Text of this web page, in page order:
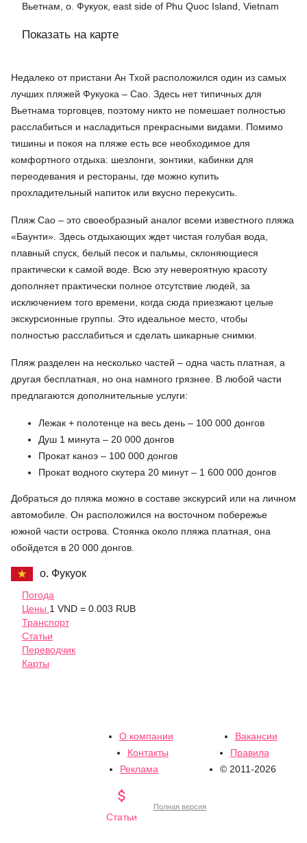
Вьетнам, о. Фукуок, east side of Phu Quoc Island, Vietnam
Показать на карте
Недалеко от пристани Ан Тхой расположился один из самых
лучших пляжей Фукуока – Сао. Здесь нет типичных для
Вьетнама торговцев, поэтому никто не помешает полностью
расслабиться и насладиться прекрасными видами. Помимо
тишины и покоя на пляже есть все необходимое для
комфортного отдыха: шезлонги, зонтики, кабинки для
переодевания и рестораны, где можно купить
прохладительный напиток или вкусно перекусить.
Пляж Сао – это своеобразный аналог всеми известного пляжа
«Баунти». Здесь отдыхающих ждет чистая голубая вода,
плавный спуск, белый песок и пальмы, склоняющиеся
практически к самой воде. Всю эту невероятную красоту
дополняет практически полное отсутствие людей, за
исключением того времени, когда сюда приезжают целые
экскурсионные группы. Это идеальное место, чтобы
полностью расслабиться и сделать шикарные снимки.
Пляж разделен на несколько частей – одна часть платная, а
другая бесплатная, но она намного грязнее. В любой части
предлагаются дополнительные услуги:
Лежак + полотенце на весь день – 100 000 донгов
Душ 1 минута – 20 000 донгов
Прокат каноэ – 100 000 донгов
Прокат водного скутера 20 минут – 1 600 000 донгов
Добраться до пляжа можно в составе экскурсий или на личном
автомобиле. Он расположился на восточном побережье
южной части острова. Стоянка около пляжа платная, она
обойдется в 20 000 донгов.
о. Фукуок
Погода
Цены 1 VND = 0.003 RUB
Транспорт
Статьи
Переводчик
Карты
О компании
Вакансии
Контакты
Правила
Реклама
© 2011-2026

Статьи
Полная версия